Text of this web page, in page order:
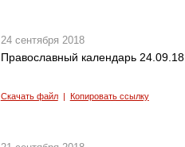
24 сентября 2018
Православный календарь 24.09.18
Скачать файл| Копировать ссылку